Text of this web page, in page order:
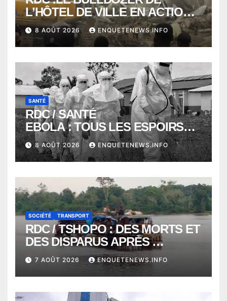
L’HÔTEL DE VILLE EN ACTION
POUR DEGAGER LA VOIE
PUBLIQUE en action DANS LA
COMMUNE DE NGALIEMA
8 AOÛT 2026 ENQUETENEWS.INFO
SANTÉ
RDC / SANTÉ
EBOLA : TOUS LES ESPOIRS
VONT VERS SEPTEMBRE
ALORS QUE L’ÉPIDÉMIE TEND
VERS 2000 DÉCÈS
8 AOÛT 2026 ENQUETENEWS.INFO
SOCIÉTÉ TRANSPORT
RDC / TSHOPO : DES MORTS ET
DES DISPARUS APRÈS
NAUFRAGE D’UNE BALEINIERE
À QUELQUES KILOMÈTRES DE
KISANGANI
7 AOÛT 2026 ENQUETENEWS.INFO